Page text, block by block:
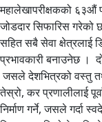
महालेखापरीक्षकको ६३औं
जोडदार सिफारिस गरेको
सहित सबै सेवा क्षेत्रलाई
प्रभावकारी बनाउनेछ ।
जसले देशभित्रको वस्तु
तेस्रो, कर प्रणालीलाई
निर्माण गर्ने, जसले गर्दा